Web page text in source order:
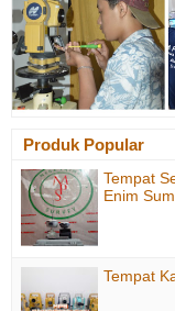
Produk Popular
Tempat
Enim
Tempat